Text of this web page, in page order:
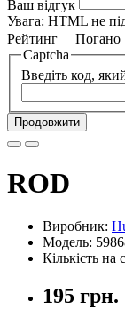
Ваш відгук
Увага: HTML не
Рейтинг Погано
Captcha
Введіть код,
Продовжити
ROD
Виробник:
Модель:
Кількість на
195 грн.